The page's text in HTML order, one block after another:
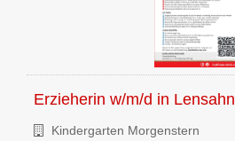
Erzieherin w/m/d in Lensahn
Kindergarten Morgenstern